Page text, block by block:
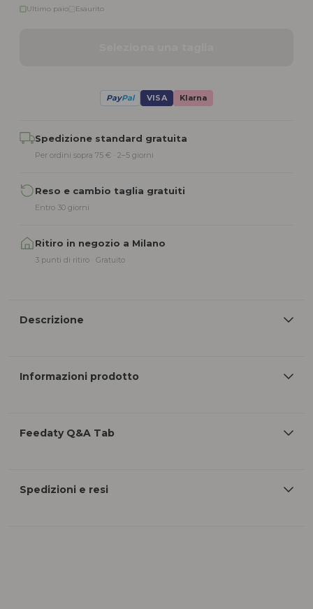
Ultimo paio Esaurito
PayPal VISA Klarna
Spedizione standard gratuita
Per ordini sopra 75 € · 2–5 giorni
Reso e cambio taglia gratuiti
Entro 30 giorni
Ritiro in negozio a Milano
3 punti di ritiro · Gratuito
Descrizione
Informazioni prodotto
Feedaty Q&A Tab
Spedizioni e resi